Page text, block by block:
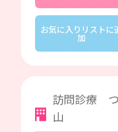
お気に入りリストに
加
訪問診療
山